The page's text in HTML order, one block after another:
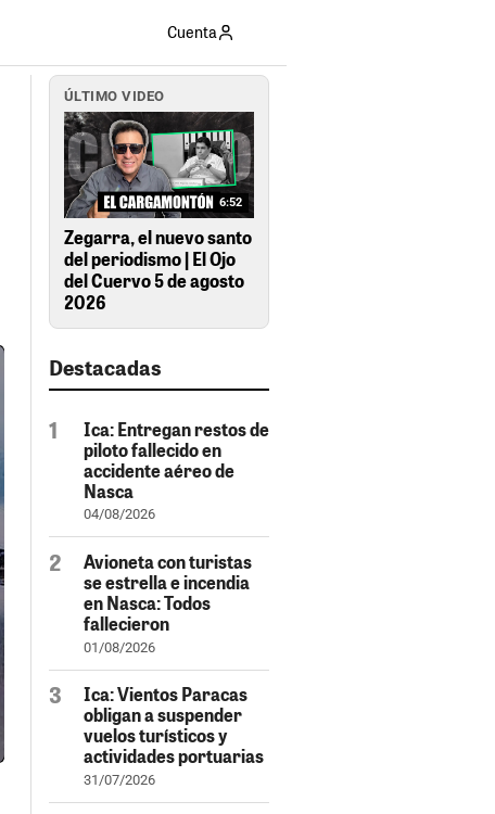
Cuenta
ÚLTIMO VIDEO
6:52
Zegarra, el nuevo santo
del periodismo | El Ojo
del Cuervo 5 de agosto
2026
Destacadas
Ica: Entregan restos de
piloto fallecido en
accidente aéreo de
Nasca
04/08/2026
Avioneta con turistas
se estrella e incendia
en Nasca: Todos
fallecieron
01/08/2026
Ica: Vientos Paracas
obligan a suspender
vuelos turísticos y
actividades portuarias
31/07/2026